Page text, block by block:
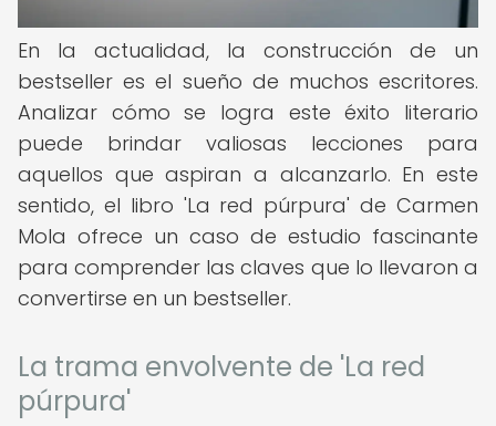
En la actualidad, la construcción de un
bestseller es el sueño de muchos escritores.
Analizar cómo se logra este éxito literario
puede brindar valiosas lecciones para
aquellos que aspiran a alcanzarlo. En este
sentido, el libro 'La red púrpura' de Carmen
Mola ofrece un caso de estudio fascinante
para comprender las claves que lo llevaron a
convertirse en un bestseller.
La trama envolvente de 'La red
púrpura'